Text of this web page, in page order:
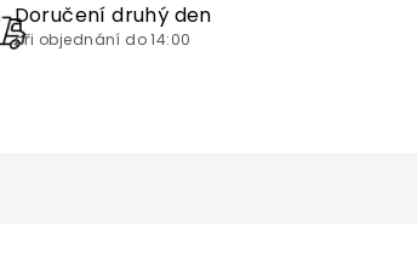
Doručení druhý den
při objednání do 14:00